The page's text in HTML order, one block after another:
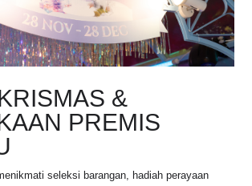
&
PREMIS
seleksi barangan, hadiah perayaan